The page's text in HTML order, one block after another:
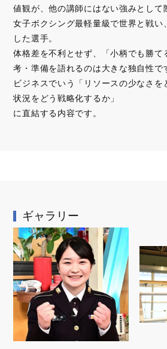
値観が、他の講師にはない強みとして
女子ボクシング最軽量級で世界と戦い
した選手。
体格差を不利とせず、「小柄でも勝て
考・準備を語れるのは大きな独自性で
ビジネスでいう「リソースの少なさを
状況をどう戦略化するか」
に直結する内容です。
ギャラリー